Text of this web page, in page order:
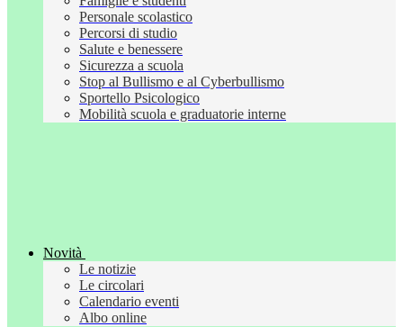
Personale scolastico
Percorsi di studio
Salute e benessere
Sicurezza a scuola
Stop al Bullismo e al Cyberbullismo
Sportello Psicologico
Mobilità scuola e graduatorie interne
Novità
Le notizie
Le circolari
Calendario eventi
Albo online